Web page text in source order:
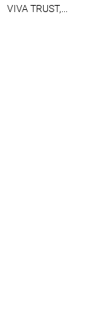
VIVA TRUST,...